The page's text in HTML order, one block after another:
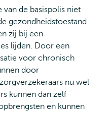
de basispolis niet
gezondheidstoestand
zij bij een
lijden. Door een
voor chronisch
door
nu wel
kunnen dan zelf
en kunnen